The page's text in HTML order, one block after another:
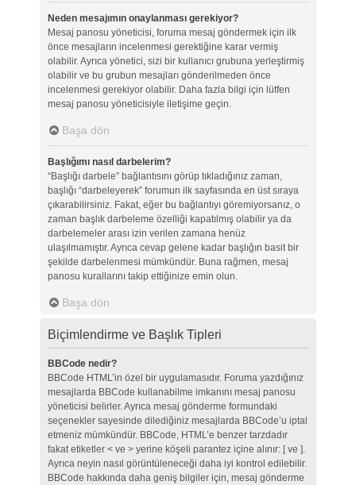
Neden mesajımın onaylanması gerekiyor?
Mesaj panosu yöneticisi, foruma mesaj göndermek için ilk
önce mesajların incelenmesi gerektiğine karar vermiş
olabilir. Ayrıca yönetici, sizi bir kullanıcı grubuna yerleştirmiş
olabilir ve bu grubun mesajları gönderilmeden önce
incelenmesi gerekiyor olabilir. Daha fazla bilgi için lütfen
mesaj panosu yöneticisiyle iletişime geçin.
Başa dön
Başlığımı nasıl darbelerim?
“Başlığı darbele” bağlantısını görüp tıkladığınız zaman,
başlığı “darbeleyerek” forumun ilk sayfasında en üst sıraya
çıkarabilirsiniz. Fakat, eğer bu bağlantıyı göremiyorsanız, o
zaman başlık darbeleme özelliği kapatılmış olabilir ya da
darbelemeler arası izin verilen zamana henüz
ulaşılmamıştır. Ayrıca cevap gelene kadar başlığın basit bir
şekilde darbelenmesi mümkündür. Buna rağmen, mesaj
panosu kurallarını takip ettiğinize emin olun.
Başa dön
Biçimlendirme ve Başlık Tipleri
BBCode nedir?
BBCode HTML’in özel bir uygulamasıdır. Foruma yazdığınız
mesajlarda BBCode kullanabilme imkanını mesaj panosu
yöneticisi belirler. Ayrıca mesaj gönderme formundaki
seçenekler sayesinde dilediğiniz mesajlarda BBCode’u iptal
etmeniz mümkündür. BBCode, HTML’e benzer tarzdadır
fakat etiketler < ve > yerine köşeli parantez içine alınır: [ ve ].
Ayrıca neyin nasıl görüntüleneceği daha iyi kontrol edilebilir.
BBCode hakkında daha geniş bilgiler için, mesaj gönderme